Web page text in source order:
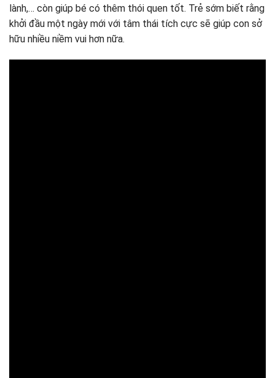
lành,… còn giúp bé có thêm thói quen tốt. Trẻ sớm biết rằng
khởi đầu một ngày mới với tâm thái tích cực sẽ giúp con sở
hữu nhiều niềm vui hơn nữa.